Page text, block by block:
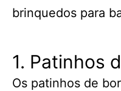
brinquedos para
1. Patinhos
Os patinhos de